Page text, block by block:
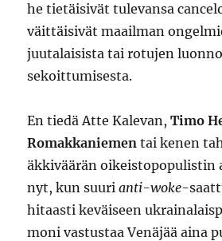
he tietäisivät tulevansa
väittäisivät maailman
juutalaisista tai rotujen
sekoittumisesta.
En tiedä Atte Kalevan,Timo
Romakkaniemen tai kenen
äkkiväärän oikeistopopulistin
nyt, kun suurianti-woke-
hitaasti keväiseen
moni vastustaa Venäjää aina